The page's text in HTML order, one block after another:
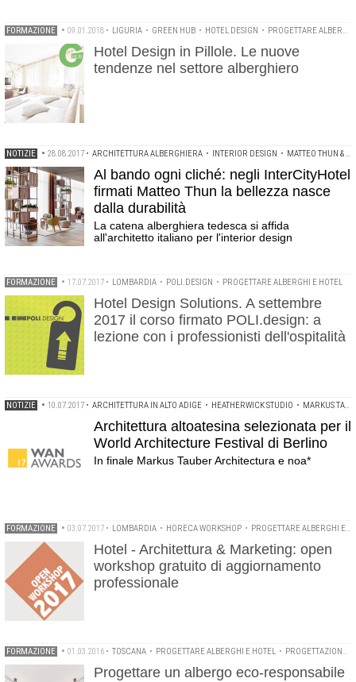
FORMAZIONE • 09.01.2018 • LIGURIA • GREEN HUB • HOTEL DESIGN • PROGETTARE ALBERGHI E HOTEL
Hotel Design in Pillole. Le nuove
tendenze nel settore alberghiero
NOTIZIE • 28.08.2017 • ARCHITETTURA ALBERGHIERA • INTERIOR DESIGN • MATTEO THUN & PARTNERS
Al bando ogni cliché: negli InterCityHotel
firmati Matteo Thun la bellezza nasce
dalla durabilità
La catena alberghiera tedesca si affida
all'architetto italiano per l'interior design
FORMAZIONE • 17.07.2017 • LOMBARDIA • POLI.DESIGN • PROGETTARE ALBERGHI E HOTEL
Hotel Design Solutions. A settembre
2017 il corso firmato POLI.design: a
lezione con i professionisti dell'ospitalità
NOTIZIE • 10.07.2017 • ARCHITETTURA IN ALTO ADIGE • HEATHERWICK STUDIO • MARKUS TAUBER ARCHITECTURA
Architettura altoatesina selezionata per il
World Architecture Festival di Berlino
In finale Markus Tauber Architectura e noa*
FORMAZIONE • 03.07.2017 • LOMBARDIA • HORECA WORKSHOP • PROGETTARE ALBERGHI E HOTEL
Hotel - Architettura & Marketing: open
workshop gratuito di aggiornamento
professionale
FORMAZIONE • 01.03.2016 • TOSCANA • PROGETTARE ALBERGHI E HOTEL • PROGETTAZIONE ECOSOSTENIBILE
Progettare un albergo eco-responsabile